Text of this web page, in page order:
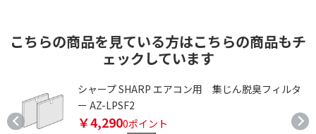
こちらの商品を見ている方はこちらの商品もチ
ェックしています
シャープ SHARP エアコン用 集じん脱臭フィルタ
ー AZ-LPSF2
￥4,2900ポイント